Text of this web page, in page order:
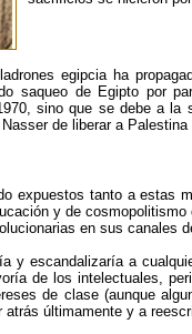
egipcia ha
saqueo de Egipto por
sino que se debe a
de liberar a
expuestos tanto a estas
y de
en sus canales
y escandalizaría a
de los intelectuales,
de clase (aunque
últimamente y a